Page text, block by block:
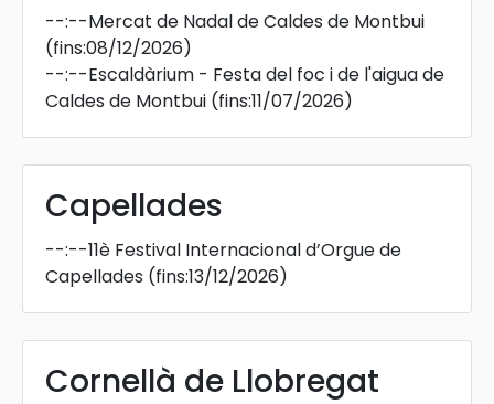
--:--Mercat de Nadal de Caldes de Montbui
(fins:08/12/2026)
--:--Escaldàrium - Festa del foc i de l'aigua de
Caldes de Montbui (fins:11/07/2026)
Capellades
--:--11è Festival Internacional d’Orgue de
Capellades (fins:13/12/2026)
Cornellà de Llobregat